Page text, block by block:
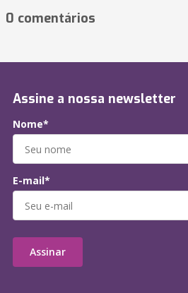
0 comentários
Assine a nossa newsletter
Nome*
E-mail*
Assinar